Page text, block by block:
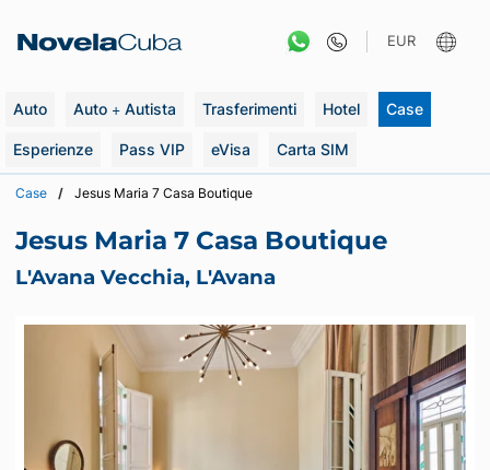
EUR
Auto Auto + Autista Trasferimenti Hotel Case
Esperienze Pass VIP eVisa Carta SIM
Case Jesus Maria 7 Casa Boutique
Jesus Maria 7 Casa Boutique
L'Avana Vecchia, L'Avana